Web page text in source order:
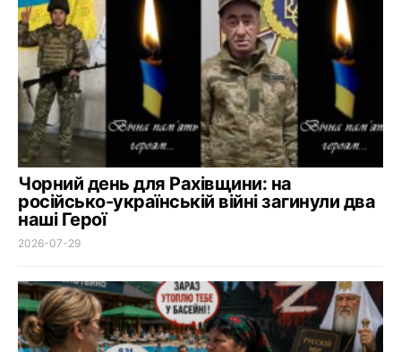
Чорний день для Рахівщини: на
російсько-українській війні загинули два
наші Герої
2026-07-29